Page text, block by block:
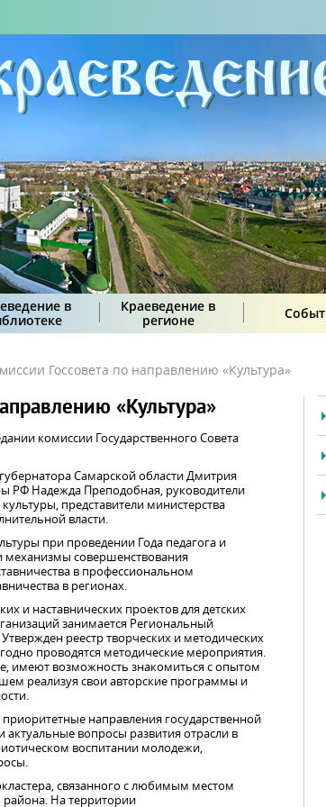
в
Краеведение в
регионе
Госсовета по направлению «Культура»
«Культура»
комиссии Государственного Совета
Самарской области Дмитрия
РФ Надежда Преподобная, руководители
представители министерства
власти.
при проведении Года педагога и
механизмы совершенствования
в профессиональном
в регионах.
и наставнических проектов для детских
занимается Региональный
реестр творческих и методических
проводятся методические мероприятия.
имеют возможность знакомиться с опытом
реализуя свои авторские программы и
направления государственной
вопросы развития отрасли в
воспитании молодежи,
связанного с любимым местом
района. На территории